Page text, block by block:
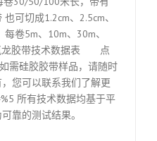
可切成1.2cm、2.5cm、
卷5m、10m、30m、
胶带技术数据表 点
需硅胶胶带样品，请随时
您可以联系我们了解更
所有技术数据均基于平
靠的测试结果。